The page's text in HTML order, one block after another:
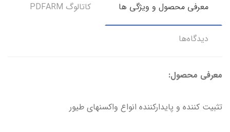
معرفی محصول و ویژگی ها کاتالوگ PDFARM
دیدگاه‌ها
معرفی محصول:
تثبیت کننده و پایدارکننده انواع واکسنهای طیور